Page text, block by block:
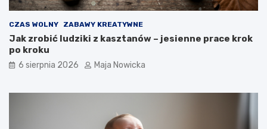
CZAS WOLNY ZABAWY KREATYWNE
Jak zrobić ludziki z kasztanów – jesienne prace krok
po kroku
6 sierpnia 2026 Maja Nowicka